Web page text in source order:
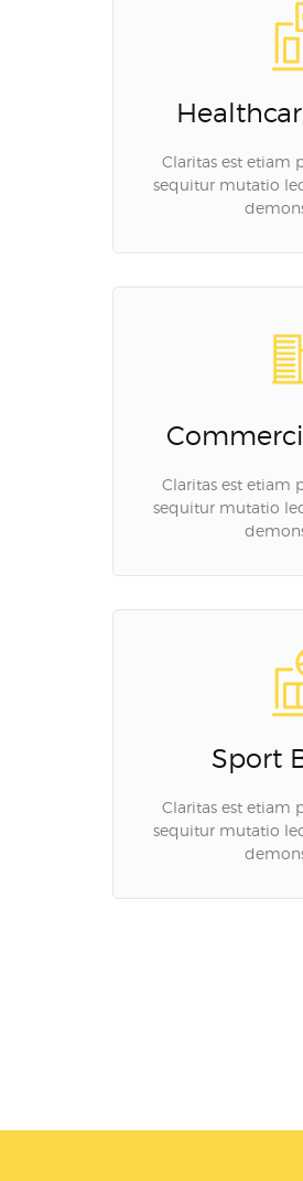
Claritas est etiam
sequitur mutatio
Claritas est etiam
sequitur mutatio
Sport
Claritas est etiam
sequitur mutatio